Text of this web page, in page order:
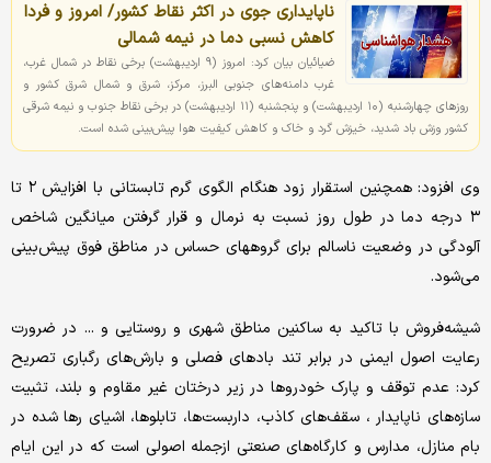
ناپایداری جوی در اکثر نقاط کشور/ امروز و فردا
کاهش نسبی دما در نیمه شمالی
ضیائیان بیان کرد: امروز (۹ اردیبهشت) برخی نقاط در شمال غرب،
غرب دامنه‌های جنوبی البرز، مرکز، شرق و شمال شرق کشور و
روزهای چهارشنبه (۱۰ اردیبهشت) و پنجشنبه (۱۱ اردیبهشت) در برخی نقاط جنوب و نیمه شرقی
کشور وزش باد شدید، خیزش گرد و خاک و کاهش کیفیت هوا پیش‌بینی شده است.
وی افزود: همچنین استقرار زود هنگام الگوی گرم تابستانی با افزایش ۲ تا
۳ درجه دما در طول روز نسبت به نرمال و قرار گرفتن میانگین شاخص
آلودگی در وضعیت ناسالم برای گروههای حساس در مناطق فوق پیش‌بینی
می‌شود.
شیشه‌فروش با تاکید به ساکنین مناطق شهری و روستایی و ... در ضرورت
رعایت اصول ایمنی در برابر تند بادهای فصلی و بارش‌های رگباری تصریح
کرد: عدم توقف و پارک خودروها در زیر درختان غیر مقاوم و بلند، تثبیت
سازه‌های ناپایدار ، سقف‌های کاذب، داربست‌ها، تابلوها، اشیای رها شده در
بام منازل، مدارس و کارگاه‌های صنعتی ازجمله اصولی است که در این ایام